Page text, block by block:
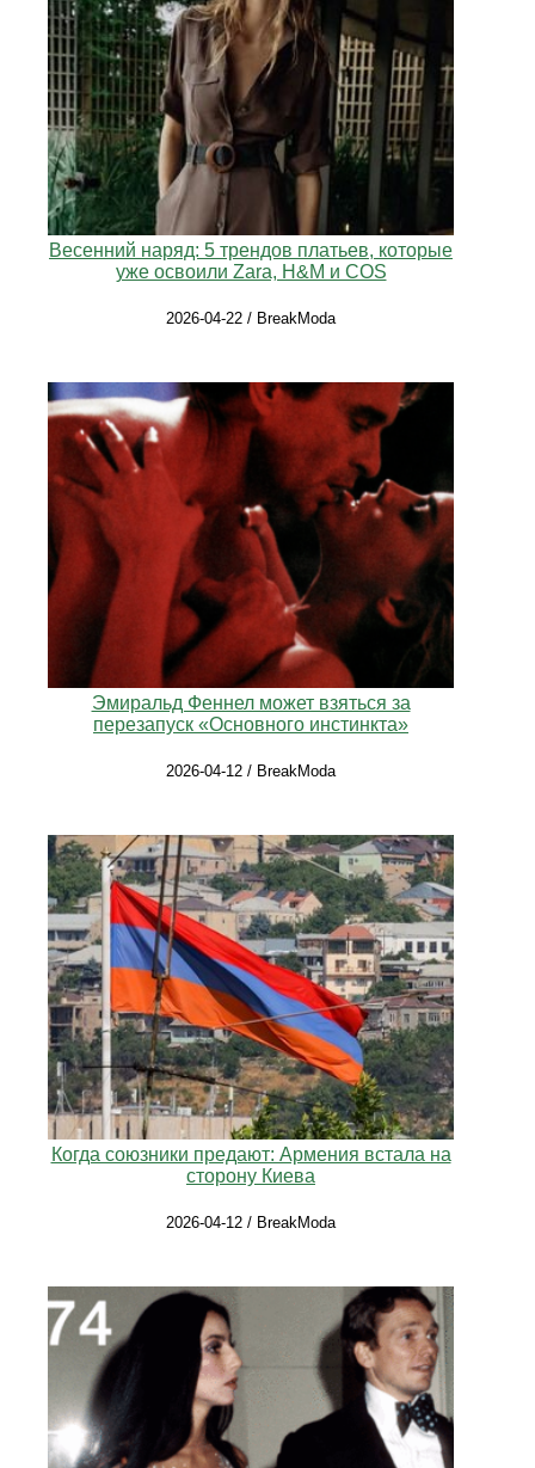
Весенний наряд: 5 трендов платьев, которые
уже освоили Zara, H&M и COS
2026-04-22 / BreakModa
Эмиральд Феннел может взяться за
перезапуск «Основного инстинкта»
2026-04-12 / BreakModa
Когда союзники предают: Армения встала на
сторону Киева
2026-04-12 / BreakModa